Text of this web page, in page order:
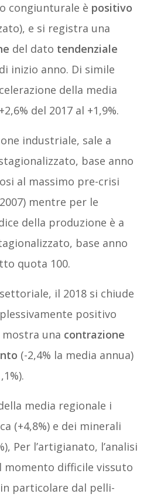
congiunturale è positivo
e si registra una
del dato tendenziale
inizio anno. Di simile
della media
del 2017 al +1,9%.
industriale, sale a
base anno
al massimo pre-crisi
mentre per le
della produzione è a
base anno
quota 100.
il 2018 si chiude
positivo
una contrazione
(-2,4% la media annua)
media regionale i
(+4,8%) e dei minerali
Per l’artigianato, l’analisi
momento difficile vissuto
particolare dal pelli-